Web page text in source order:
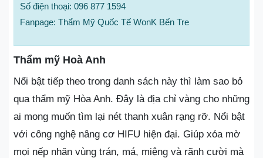
Số điện thoại: 096 877 1594
Fanpage: Thẩm Mỹ Quốc Tế WonK Bến Tre
Thẩm mỹ Hoà Anh
Nổi bật tiếp theo trong danh sách này thì làm sao bỏ
qua thẩm mỹ Hòa Anh. Đây là địa chỉ vàng cho những
ai mong muốn tìm lại nét thanh xuân rạng rỡ. Nổi bật
với công nghệ nâng cơ HIFU hiện đại. Giúp xóa mờ
mọi nếp nhăn vùng trán, má, miệng và rãnh cười mà